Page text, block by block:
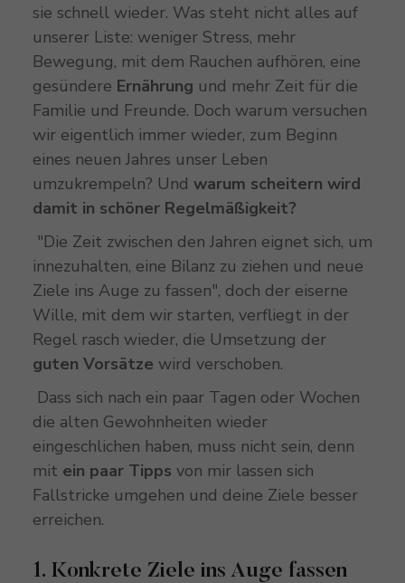
sie schnell wieder. Was steht nicht alles auf
unserer Liste: weniger Stress, mehr
Bewegung, mit dem Rauchen aufhören, eine
gesündere Ernährung und mehr Zeit für die
Familie und Freunde. Doch warum versuchen
wir eigentlich immer wieder, zum Beginn
eines neuen Jahres unser Leben
umzukrempeln? Und warum scheitern wird
damit in schöner Regelmäßigkeit?
"Die Zeit zwischen den Jahren eignet sich, um
innezuhalten, eine Bilanz zu ziehen und neue
Ziele ins Auge zu fassen", doch der eiserne
Wille, mit dem wir starten, verfliegt in der
Regel rasch wieder, die Umsetzung der
guten Vorsätze wird verschoben.
Dass sich nach ein paar Tagen oder Wochen
die alten Gewohnheiten wieder
eingeschlichen haben, muss nicht sein, denn
mit ein paar Tipps von mir lassen sich
Fallstricke umgehen und deine Ziele besser
erreichen.
1. Konkrete Ziele ins Auge fassen